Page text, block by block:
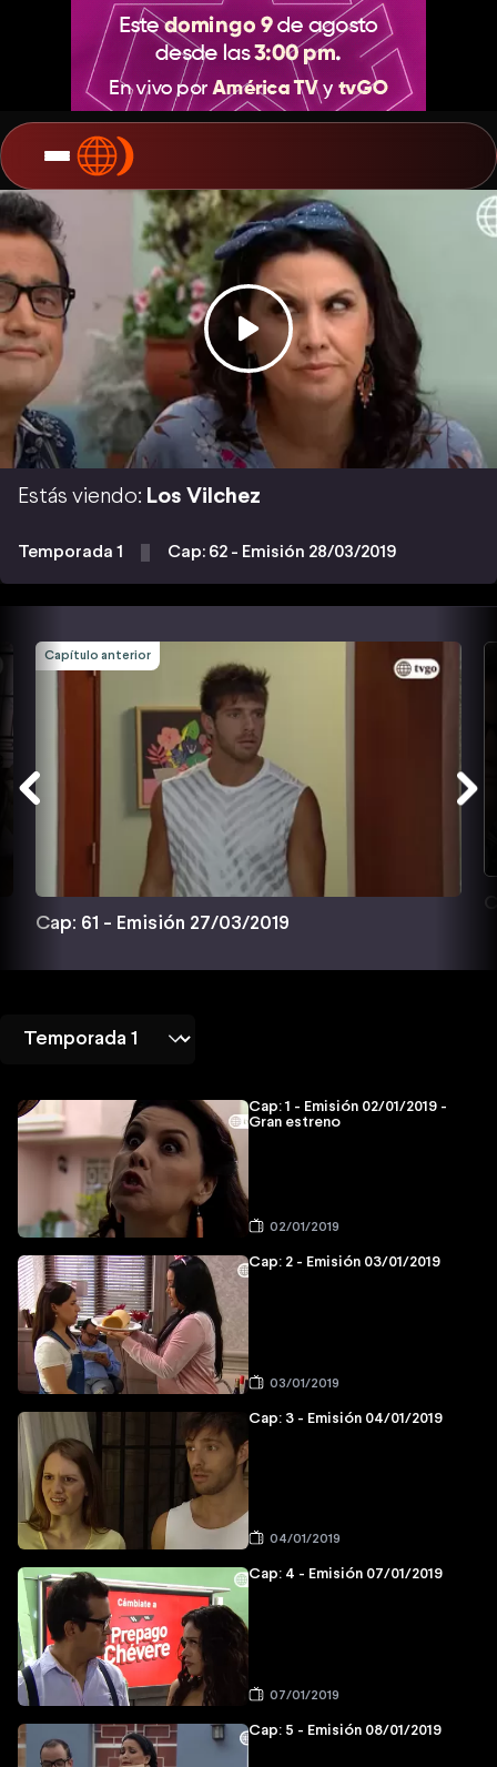
Estás viendo: Los Vilchez
Temporada 1 Cap: 62 - Emisión 28/03/2019
Capítulo anterior
Cap: 61 - Emisión 27/03/2019
Cap: 1 - Emisión 02/01/2019 -
Gran estreno
02/01/2019
Cap: 2 - Emisión 03/01/2019
03/01/2019
Cap: 3 - Emisión 04/01/2019
04/01/2019
Cap: 4 - Emisión 07/01/2019
07/01/2019
Cap: 5 - Emisión 08/01/2019